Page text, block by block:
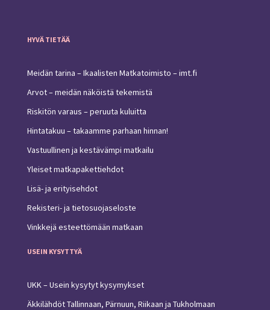
HYVÄ TIETÄÄ
Meidän tarina – Ikaalisten Matkatoimisto – imt.fi
Arvot – meidän näköistä tekemistä
Riskitön varaus – peruuta kuluitta
Hintatakuu – takaamme parhaan hinnan!
Vastuullinen ja kestävämpi matkailu
Yleiset matkapakettiehdot
Lisä- ja erityisehdot
Rekisteri- ja tietosuojaseloste
Vinkkejä esteettömään matkaan
USEIN KYSYTTYÄ
UKK – Usein kysytyt kysymykset
Äkkilähdöt Tallinnaan, Pärnuun, Riikaan ja Tukholmaan